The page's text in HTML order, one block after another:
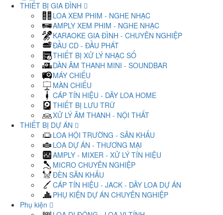
THIẾT BỊ GIA ĐÌNH
LOA XEM PHIM - NGHE NHẠC
AMPLY XEM PHIM - NGHE NHẠC
KARAOKE GIA ĐÌNH - CHUYÊN NGHIỆP
ĐẦU CD - ĐẦU PHÁT
THIẾT BỊ XỬ LÝ NHẠC SỐ
DÀN ÂM THANH MINI - SOUNDBAR
MÁY CHIẾU
MÀN CHIẾU
CÁP TÍN HIỆU - DÂY LOA HOME
THIẾT BỊ LƯU TRỮ
XỬ LÝ ÂM THANH - NỘI THẤT
THIẾT BỊ DỰ ÁN
LOA HỘI TRƯỜNG - SÂN KHẤU
LOA DỰ ÁN - THƯƠNG MẠI
AMPLY - MIXER - XỬ LÝ TÍN HIỆU
MICRO CHUYÊN NGHIỆP
ĐÈN SÂN KHẤU
CÁP TÍN HIỆU - JACK - DÂY LOA DỰ ÁN
PHỤ KIỆN DỰ ÁN CHUYÊN NGHIỆP
Phụ kiện